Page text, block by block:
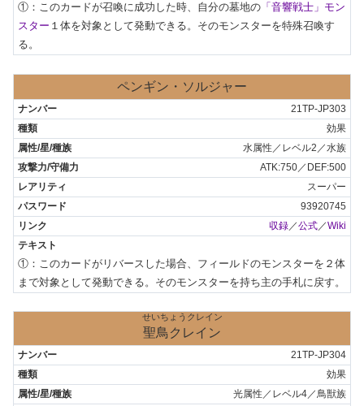
①：このカードが召喚に成功した時、自分の墓地の 「音響戦士」モン
スター １体を対象として発動できる。そのモンスターを特殊召喚す
る。
ペンギン・ソルジャー
21TP-JP303
効果
水属性／レベル2／水族
ATK:750／DEF:500
スーパー
93920745
収録 ／公式 ／Wiki
①：このカードがリバースした場合、フィールドのモンスターを２体
まで対象として発動できる。そのモンスターを持ち主の手札に戻す。
せいちょうクレイン
聖鳥クレイン
21TP-JP304
効果
光属性／レベル4／鳥獣族